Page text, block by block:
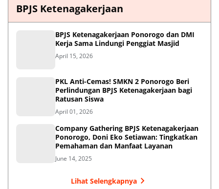
BPJS Ketenagakerjaan
BPJS Ketenagakerjaan Ponorogo dan DMI
Kerja Sama Lindungi Penggiat Masjid
April 15, 2026
PKL Anti-Cemas! SMKN 2 Ponorogo Beri
Perlindungan BPJS Ketenagakerjaan bagi
Ratusan Siswa
April 01, 2026
Company Gathering BPJS Ketenagakerjaan
Ponorogo, Doni Eko Setiawan: Tingkatkan
Pemahaman dan Manfaat Layanan
June 14, 2025
Lihat Selengkapnya